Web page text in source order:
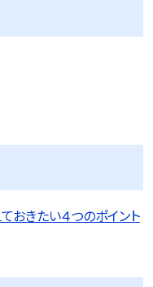
おきたい４つのポイント